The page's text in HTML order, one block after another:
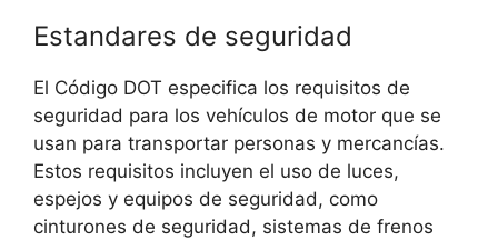
Estandares de seguridad
El Código DOT especifica los requisitos de
seguridad para los vehículos de motor que se
usan para transportar personas y mercancías.
Estos requisitos incluyen el uso de luces,
espejos y equipos de seguridad, como
cinturones de seguridad, sistemas de frenos